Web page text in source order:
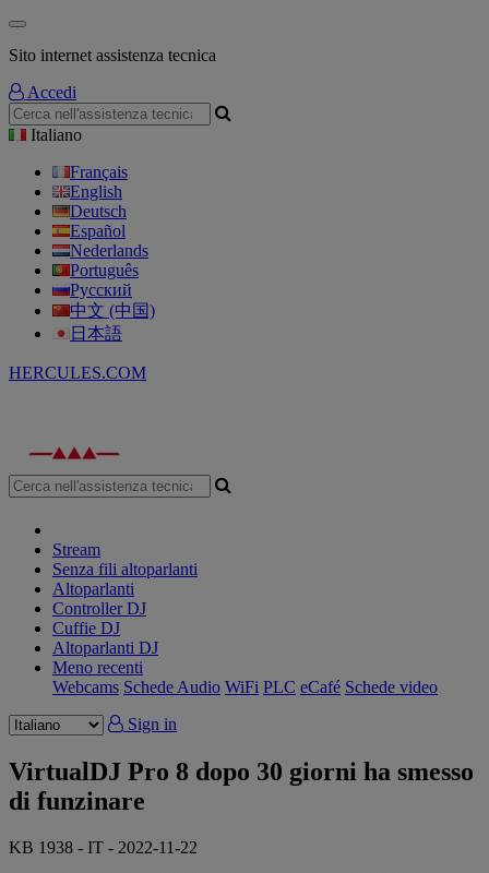
Sito internet assistenza tecnica
Accedi
Italiano
Français
English
Deutsch
Español
Nederlands
Português
Русский
中文 (中国)
日本語
HERCULES.COM
Stream
Senza fili altoparlanti
Altoparlanti
Controller DJ
Cuffie DJ
Altoparlanti DJ
Meno recenti
Webcams Schede Audio WiFi PLC eCafé Schede video
Sign in
VirtualDJ Pro 8 dopo 30 giorni ha smesso
di funzinare
KB 1938 - IT - 2022-11-22